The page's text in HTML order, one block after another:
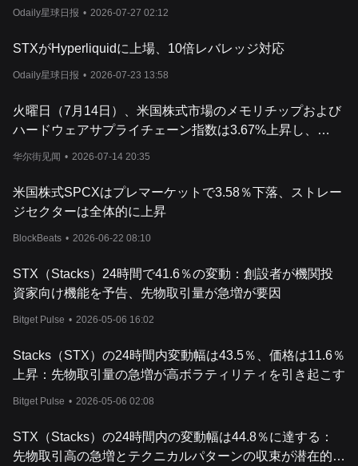
で変化し続ける暗号資産投資の世界を切り開く鍵となるでしょう。
Odaily星球日报 • 2026-07-27 02:12
STXがHyperliquidに上場、10倍レバレッジ対応
Odaily星球日报 • 2026-07-23 13:58
火曜日（7月14日）、米国株式市場のメモリチップおよび
ハードウェアサプライチェーン指数は3.67%上昇し、
221.73ポイントとなりました。
华尔街见闻 • 2026-07-14 20:35
米国株式SPCXはプレマーケットで3.58％下落、ストレー
ジセクターは全体的に上昇
BlockBeats • 2026-06-22 08:10
STX（Stacks）24時間で41.6％の変動：創設者が機関投
資家向け機能を予告、先物取引量が急増が要因
Bitget Pulse • 2026-05-06 16:02
Stacks（STX）の24時間内変動幅は43.5％、価格は11.6％
上昇：先物取引量の急増が高ボラティリティを引き起こす
Bitget Pulse • 2026-05-06 02:08
STX（Stacks）の24時間内の変動幅は44.8％に達する：
先物取引高の急増とテクニカルパターンの収束が潜在的な